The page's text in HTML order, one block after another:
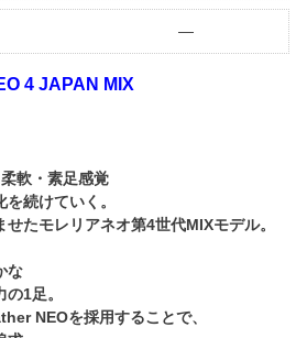
—
4 JAPAN MIX
軟・素足感覚
続けていく。
たモレリアネオ第4世代MIXモデル。
な
1足。
NEOを採用することで、